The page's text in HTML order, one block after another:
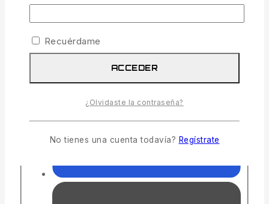
Recuérdame
ACCEDER
¿Olvidaste la contraseña?
No tienes una cuenta todavía? Regístrate